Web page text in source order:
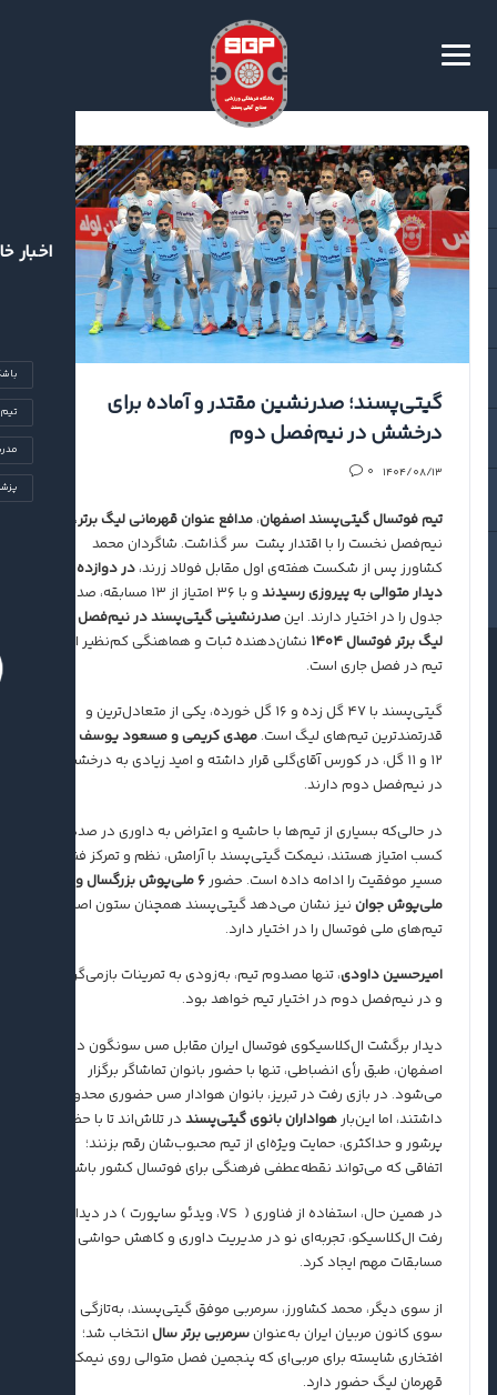
اخبار
گیتی‌پسند؛ صدرنشین مقتدر و آماده برای
درخشش در نیم‌فصل دوم
۱۴۰۴/۰۸/۱۳ ۰
تیم فوتسال گیتی‌پسند اصفهان، مدافع عنوان قهرمانی لیگ برتر،
نیم‌فصل نخست را با اقتدار پشت سر گذاشت. شاگردان محمد
کشاورز پس از شکست هفته‌ی اول مقابل فولاد زرند، در دوازده
دیدار متوالی به پیروزی رسیدند
و با ۳۶ امتیاز از ۱۳ مسابقه، صدر
جدول را در اختیار دارند. اینصدرنشینی گیتی‌پسند در نیم‌فصل
لیگ برتر فوتسال ۱۴۰۴
نشان‌دهنده ثبات و هماهنگی کم‌نظیر این
تیم در فصل جاری است.
گیتی‌پسند با ۴۷ گل زده و ۱۶ گل خورده، یکی از متعادل‌ترین و
قدرتمندترین تیم‌های لیگ است. مهدی کریمی و مسعود یوسف
۱۲ و ۱۱ گل، در کورس آقای‌گلی قرار داشته و امید زیادی به درخشش
در نیم‌فصل دوم دارند.
در حالی‌که بسیاری از تیم‌ها با حاشیه و اعتراض به داوری در صدد
کسب امتیاز هستند، نیمکت گیتی‌پسند با آرامش، نظم و تمرکز فنی
مسیر موفقیت را ادامه داده است. حضور
ملی‌پوش جوان نیز نشان می‌دهد گیتی‌پسند همچنان ستون اصلی
تیم‌های ملی فوتسال را در اختیار دارد.
امیرحسین داودی، تنها مصدوم تیم، به‌زودی به تمرینات بازمی‌گردد
و در نیم‌فصل دوم در اختیار تیم خواهد بود.
دیدار برگشت ال‌کلاسیکوی فوتسال ایران مقابل مس سونگون در
اصفهان، طبق رأی انضباطی، تنها با حضور بانوان تماشاگر برگزار
می‌شود. در بازی رفت در تبریز، بانوان هوادار مس حضوری محدود
داشتند، اما این‌بار هواداران بانوی گیتی‌پسند در تلاش‌اند تا با حضور
پرشور و حداکثری، حمایت ویژه‌ای از تیم محبوب‌شان رقم بزنند؛
اتفاقی که می‌تواند نقطه‌عطفی فرهنگی برای فوتسال کشور باشد.
در همین حال، استفاده از فناوری ( VS، ویدئو ساپورت ) در دیدار
رفت ال‌کلاسیکو، تجربه‌ای نو در مدیریت داوری و کاهش حواشی
مسابقات مهم ایجاد کرد.
از سوی دیگر، محمد کشاورز، سرمربی موفق گیتی‌پسند، به‌تازگی از
سوی کانون مربیان ایران به‌عنوانسرمربی برتر سال انتخاب شد؛
افتخاری شایسته برای مربی‌ای که پنجمین فصل متوالی روی نیمکت
قهرمان لیگ حضور دارد.